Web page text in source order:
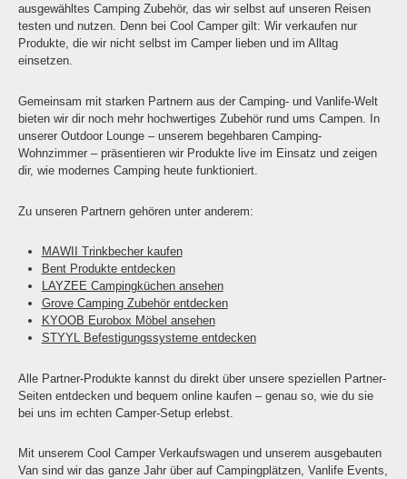
ausgewähltes Camping Zubehör, das wir selbst auf unseren Reisen
testen und nutzen. Denn bei Cool Camper gilt: Wir verkaufen nur
Produkte, die wir nicht selbst im Camper lieben und im Alltag
einsetzen.
Gemeinsam mit starken Partnern aus der Camping- und Vanlife-Welt
bieten wir dir noch mehr hochwertiges Zubehör rund ums Campen. In
unserer Outdoor Lounge – unserem begehbaren Camping-
Wohnzimmer – präsentieren wir Produkte live im Einsatz und zeigen
dir, wie modernes Camping heute funktioniert.
Zu unseren Partnern gehören unter anderem:
MAWII Trinkbecher kaufen
Bent Produkte entdecken
LAYZEE Campingküchen ansehen
Grove Camping Zubehör entdecken
KYOOB Eurobox Möbel ansehen
STYYL Befestigungssysteme entdecken
Alle Partner-Produkte kannst du direkt über unsere speziellen Partner-
Seiten entdecken und bequem online kaufen – genau so, wie du sie
bei uns im echten Camper-Setup erlebst.
Mit unserem Cool Camper Verkaufswagen und unserem ausgebauten
Van sind wir das ganze Jahr über auf Campingplätzen, Vanlife Events,